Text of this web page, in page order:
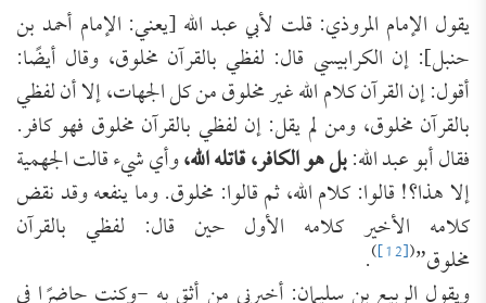
يقول الإمام المروذي: قلت لأبي عبد الله [يعني: الإمام أحمد بن
حنبل]: إن الكرابيسي قال: لفظي بالقرآن مخلوق، وقال أيضًا:
أقول: إن القرآن كلام الله غير مخلوق من كل الجهات، إلا أن لفظي
بالقرآن مخلوق، ومن لم يقل: إن لفظي بالقرآن مخلوق فهو كافر.
فقال أبو عبد الله:بل هو الكافر، قاتله الله،وأي شيء قالت الجهمية
إلا هذا؟! قالوا: كلام الله، ثم قالوا: مخلوق. وما ينفعه وقد نقض
كلامه الأخير كلامه الأول حين قال: لفظي بالقرآن
مخلوق”(
[12]
)
.